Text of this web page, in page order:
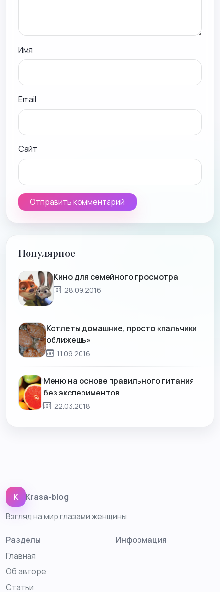
Имя
Email
Сайт
Популярное
Кино для семейного просмотра
28.09.2016
Котлеты домашние, просто «пальчики
оближешь»
11.09.2016
Меню на основе правильного питания
без экспериментов
22.03.2018
K
Krasa-blog
Взгляд на мир глазами женщины
Разделы
Главная
Об авторе
Статьи
Информация